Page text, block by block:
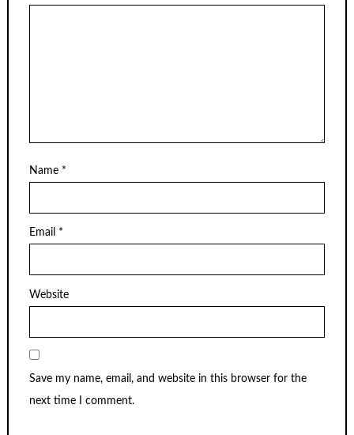
Name *
Email *
Website
Save my name, email, and website in this browser for the
next time I comment.